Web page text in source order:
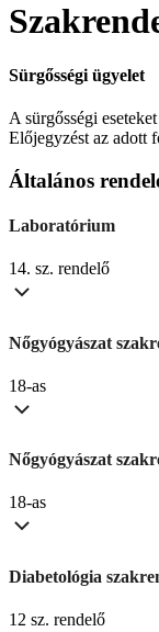
Sürgősségi ügyelet
A sürgősségi
Előjegyzést az adott
Általános
Laboratórium
14. sz. rendelő
Nőgyógyászat
18-as
Nőgyógyászat
18-as
Diabetológia
12 sz. rendelő